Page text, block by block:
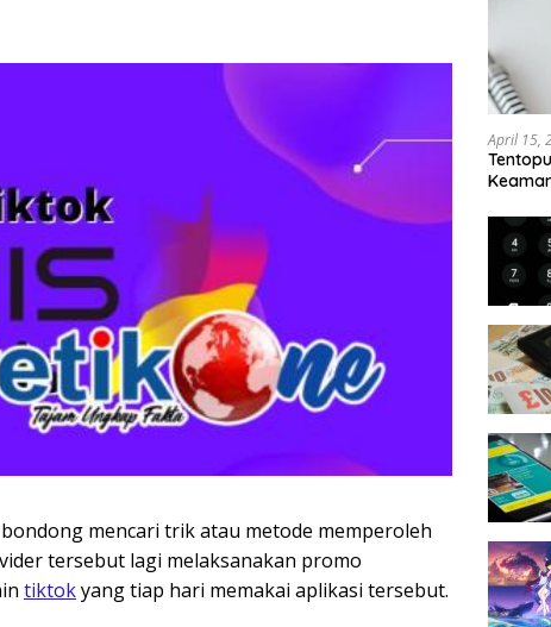
mencari trik atau metode memperoleh
tersebut lagi melaksanakan promo
tiktokyang tiap hari memakai aplikasi tersebut.
April 15,